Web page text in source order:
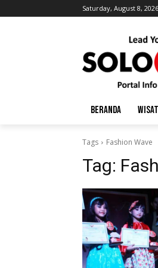
Saturday, August 8, 2026
BERANDA
Tags Fashion Wave
Tag: